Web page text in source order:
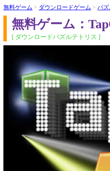
無料ゲーム > ダウンロードゲーム > パ
無料ゲーム：
[ ダウンロードパズルテトリス ]